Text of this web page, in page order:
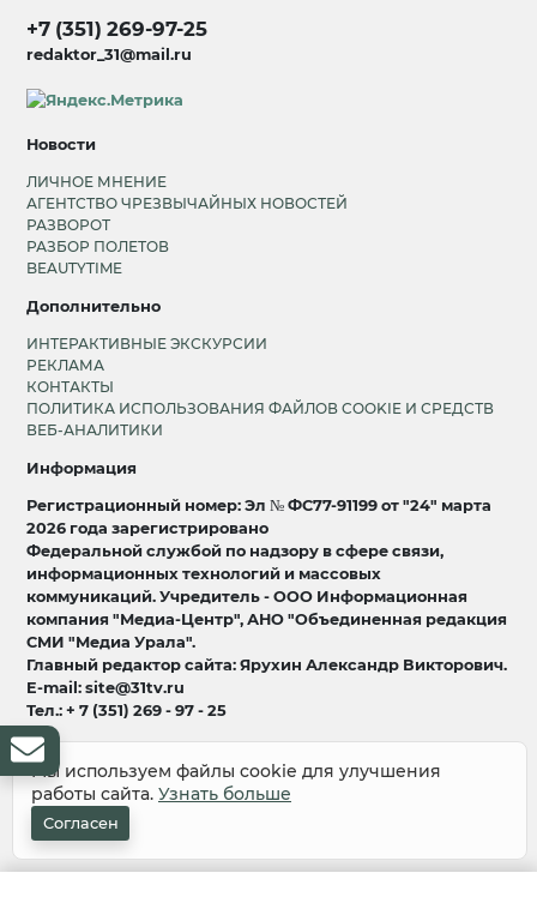
+7 (351) 269-97-25
redaktor_31@mail.ru
Новости
ЛИЧНОЕ МНЕНИЕ
АГЕНТСТВО ЧРЕЗВЫЧАЙНЫХ НОВОСТЕЙ
РАЗВОРОТ
РАЗБОР ПОЛЕТОВ
BEAUTYTIME
Дополнительно
ИНТЕРАКТИВНЫЕ ЭКСКУРСИИ
РЕКЛАМА
КОНТАКТЫ
ПОЛИТИКА ИСПОЛЬЗОВАНИЯ ФАЙЛОВ COOKIE И СРЕДСТВ
ВЕБ-АНАЛИТИКИ
Информация
Регистрационный номер: Эл № ФС77-91199 от "24" марта
2026 года зарегистрировано
Федеральной службой по надзору в сфере связи,
информационных технологий и массовых
коммуникаций. Учредитель - ООО Информационная
компания "Медиа-Центр", АНО "Объединенная редакция
СМИ "Медиа Урала".
Главный редактор сайта: Ярухин Александр Викторович.
E-mail: site@31tv.ru
Тел.: + 7 (351) 269 - 97 - 25
18+
© 2008-2026 Все права защищены
разработка и продвижение:
Мы используем файлы cookie для улучшения
работы сайта. Узнать больше
Согласен